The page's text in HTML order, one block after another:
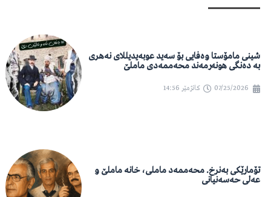
شینی مامۆستا وەفایی بۆ سەید عوبەیدیللای نەهری
بە دەنگی هونەرمەند محەممەدی ماملێ
07/25/2026 کاتژمێر 14:56
تۆمارێکی بەنرخ. محەممەد ماملی، خانە ماملێ و
عەلی حەسەنیانی